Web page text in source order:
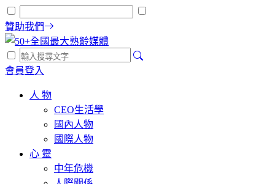
贊助我們
會員登入
人 物
CEO生活學
國內人物
國際人物
心 靈
中年危機